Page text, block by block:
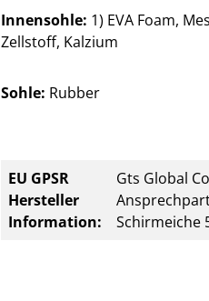
Innensohle: 1) EVA Foam,
Zellstoff, Kalzium
Sohle: Rubber
EU GPSR
Hersteller
Information:
Gts Global
Schirmeiche